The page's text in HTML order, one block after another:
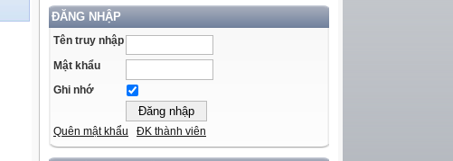
ĐĂNG NHẬP
Tên truy nhập
Mật khẩu
Ghi nhớ
Quên mật khẩu ĐK thành viên